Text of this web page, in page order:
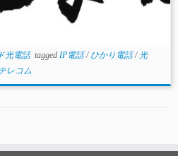
光電話 tagged IP電話/ ひかり電話/ 光
レコム